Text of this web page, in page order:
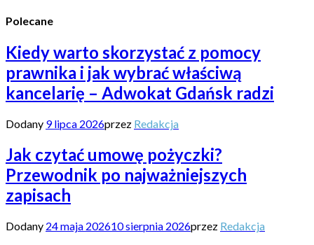
Polecane
Kiedy warto skorzystać z pomocy
prawnika i jak wybrać właściwą
kancelarię – Adwokat Gdańsk radzi
Dodany 9 lipca 2026przez Redakcja
Jak czytać umowę pożyczki?
Przewodnik po najważniejszych
zapisach
Dodany 24 maja 202610 sierpnia 2026przez Redakcja